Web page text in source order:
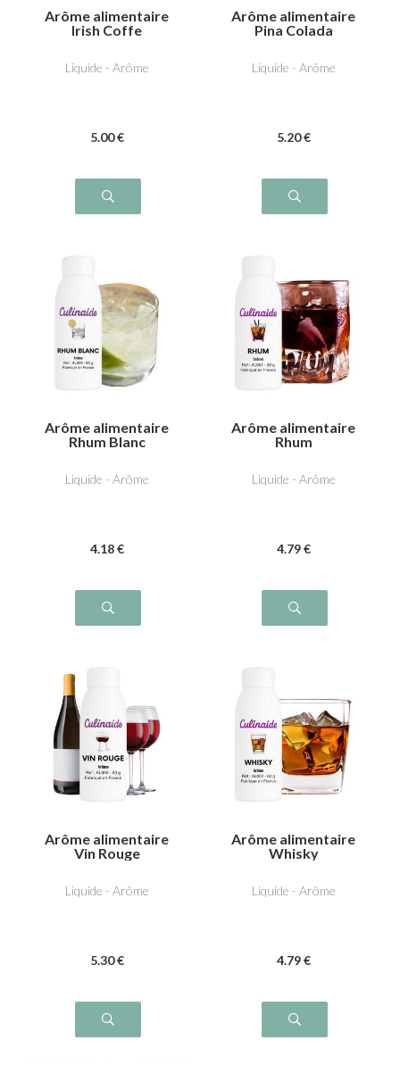
Arôme alimentaire
Irish Coffe
Liquide - Arôme
5.00 €
Arôme alimentaire
Pina Colada
Liquide - Arôme
5.20 €
Arôme alimentaire
Rhum Blanc
Liquide - Arôme
4.18 €
Arôme alimentaire
Rhum
Liquide - Arôme
4.79 €
Arôme alimentaire
Vin Rouge
Liquide - Arôme
5.30 €
Arôme alimentaire
Whisky
Liquide - Arôme
4.79 €